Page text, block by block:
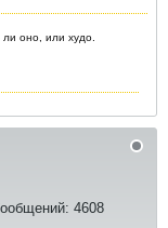
оно, или худо.
4608